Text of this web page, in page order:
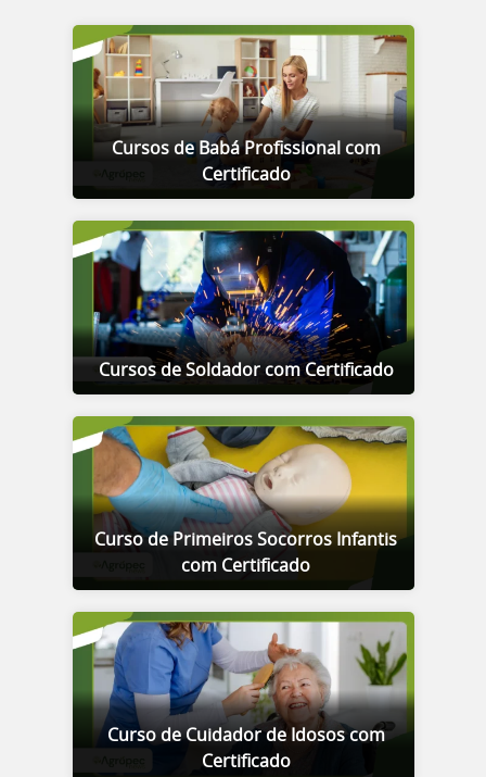
Cursos de Babá Profissional com
Certificado
Cursos de Soldador com Certificado
Curso de Primeiros Socorros Infantis
com Certificado
Curso de Cuidador de Idosos com
Certificado